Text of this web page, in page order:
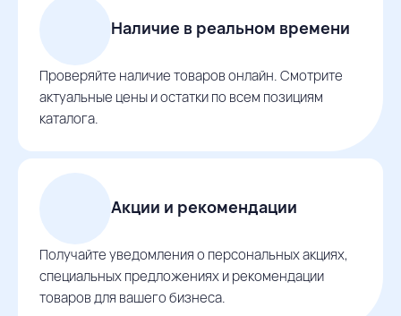
Наличие в реальном времени
Проверяйте наличие товаров онлайн. Смотрите
актуальные цены и остатки по всем позициям
каталога.
Акции и рекомендации
Получайте уведомления о персональных акциях,
специальных предложениях и рекомендации
товаров для вашего бизнеса.